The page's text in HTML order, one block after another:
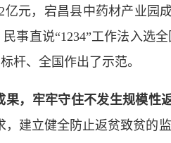
元，宕昌县中药材产业园
事直说“1234”工作法入选
杆、全国作出了示范。
，牢牢守住不发生规模性返
建立健全防止返贫致贫的